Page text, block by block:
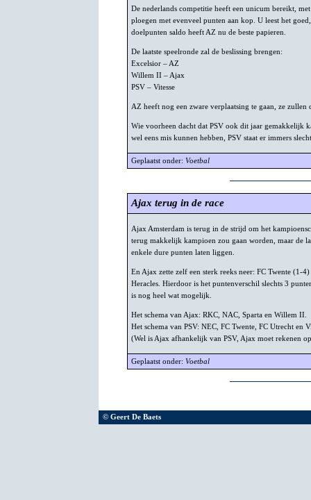
De nederlands competitie heeft een unicum bereikt,
ploegen met evenveel punten aan kop. U leest het
doelpunten saldo heeft AZ nu de beste papieren.
De laatste speelronde zal de beslissing brengen:
Excelsior – AZ
Willem II – Ajax
PSV – Vitesse
AZ heeft nog een zware verplaatsing te gaan, ze
Wie voorheen dacht dat PSV ook dit jaar gemakkelijk
wel eens mis kunnen hebben, PSV staat er immers
Geplaatst onder: Voetbal
Ajax terug in de race
Ajax Amsterdam is terug in de strijd om het
terug makkelijk kampioen zou gaan worden, maar de
enkele dure punten laten liggen.
En Ajax zette zelf een sterk reeks neer: FC Twente (1-
Heracles. Hierdoor is het puntenverschil slechts 3
is nog heel wat mogelijk.
Het schema van Ajax: RKC, NAC, Sparta en Willem II.
Het schema van PSV: NEC, FC Twente, FC Utrecht en
(Wel is Ajax afhankelijk van PSV, Ajax moet rekenen
Geplaatst onder: Voetbal
© Geert De Baets